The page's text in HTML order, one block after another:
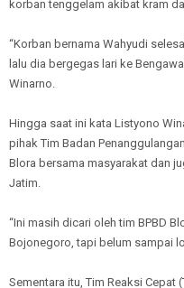
korban tenggelam akibat kram
“Korban bernama Wahyudi
lalu dia bergegas lari ke
Winarno.
Hingga saat ini kata Listyono
pihak Tim Badan
Blora bersama masyarakat dan
Jatim.
“Ini masih dicari oleh tim BPBD
Bojonegoro, tapi belum sampai
Sementara itu, Tim Reaksi Cepat